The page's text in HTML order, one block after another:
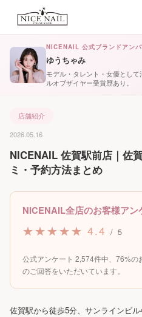
NICENAIL 公式ブランドアン
ゆうちゃみ
モデル・タレント・女優とし
ルオブザイヤー受賞歴あり。
店舗紹介
2026.05.16
NICENAIL 佐賀駅前店｜佐
ミ・予約方法まとめ
NICENAIL全店のお客様アン
★★★★★ 4.4 / 5
公式アンケート 2,574件中、76%の
のご回答をいただいています。
佐賀駅から徒歩5分、サンラインビ